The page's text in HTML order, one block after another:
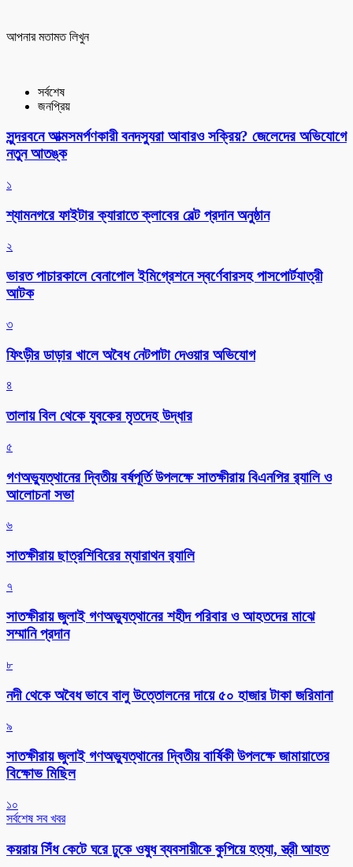
আপনার মতামত লিখুন
সর্বশেষ
জনপ্রিয়
সুন্দরবনে আত্মসমর্পণকারী বনদস্যুরা আবারও সক্রিয়? জেলেদের অভিযোগে
নতুন আতঙ্ক
১
শ্যামনগরে ফাইটার ক্যারাতে ক্লাবের বেল্ট প্রদান অনুষ্ঠান
২
ভারত পাচারকালে বেনাপোল ইমিগ্রেশনে স্বর্ণেবারসহ পাসপোর্টযাত্রী
আটক
৩
ফিংড়ীর ডাড়ার খালে অবৈধ নেটপাটা দেওয়ার অভিযোগ
৪
তালায় বিল থেকে যুবকের মৃতদেহ উদ্ধার
৫
গণঅভ্যুত্থানের দ্বিতীয় বর্ষপূর্তি উপলক্ষে সাতক্ষীরায় বিএনপির র‌্যালি ও
আলোচনা সভা
৬
সাতক্ষীরায় ছাত্রশিবিরের ম্যারাথন র‌্যালি
৭
সাতক্ষীরায় জুলাই গণঅভ্যুত্থানের শহীদ পরিবার ও আহতদের মাঝে
সম্মানি প্রদান
৮
নদী থেকে অবৈধ ভাবে বালু উত্তোলনের দায়ে ৫০ হাজার টাকা জরিমানা
৯
সাতক্ষীরায় জুলাই গণঅভ্যুত্থানের দ্বিতীয় বার্ষিকী উপলক্ষে জামায়াতের
বিক্ষোভ মিছিল
১০
সর্বশেষ সব খবর
কয়রায় সিঁধ কেটে ঘরে ঢুকে ওষুধ ব্যবসায়ীকে কুপিয়ে হত্যা, স্ত্রী আহত